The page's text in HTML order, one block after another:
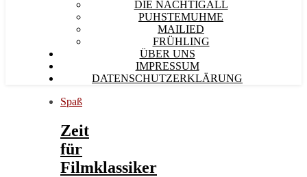
DIE NACHTIGALL
PUHSTEMUHME
MAILIED
FRÜHLING
ÜBER UNS
IMPRESSUM
DATENSCHUTZERKLÄRUNG
Spaß
Zeit
für
Filmklassiker